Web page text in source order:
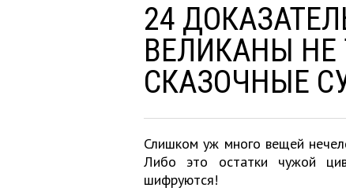
24
ВЕЛИКАНЫ НЕ
СКАЗОЧНЫЕ
Слишком уж много вещей
Либо это остатки чужой
шифруются!